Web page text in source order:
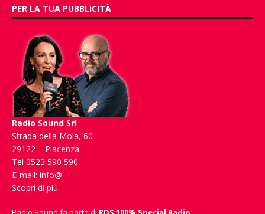
PER LA TUA PUBBLICITÀ
Radio Sound Srl
Strada della Mola, 60
29122 – Piacenza
Tel 0523 590 590
E-mail: info@
Scopri di più